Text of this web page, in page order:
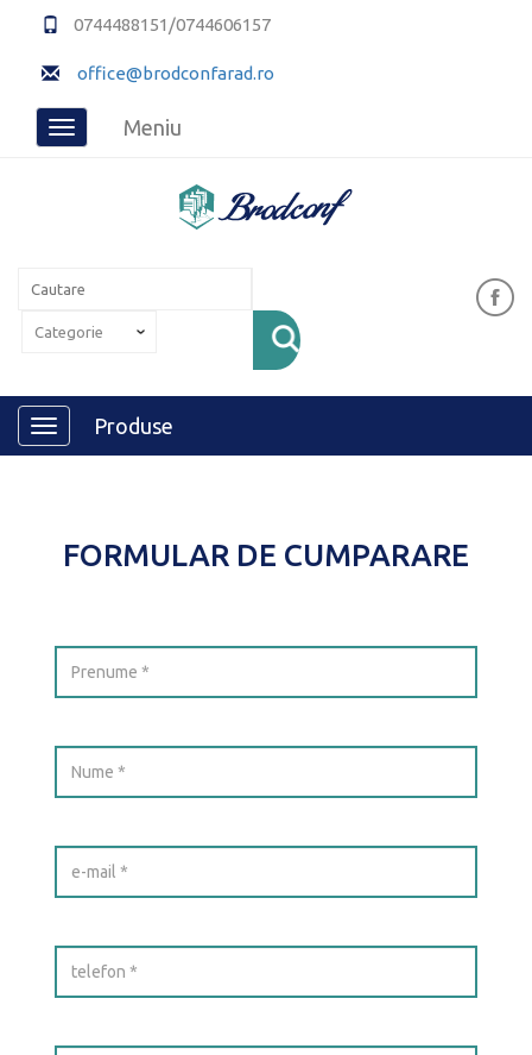
0744488151/0744606157
office@brodconfarad.ro
Toggle
Meniu
Toggle
navigation
Produse
FORMULAR DE CUMPARARE